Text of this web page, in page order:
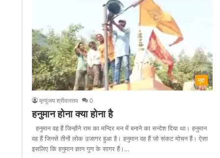
मुद्दा
मृत्युंजय श्रीवास्तव 0
हनुमान होना क्या होना है
हनुमान वह हैं जिन्होंने राम का मन्दिर मन में बनाने का सन्देश दिया था। हनुमान
वह हैं जिनसे तीनों लोक उजागर हुआ है। हनुमान वह हैं जो संकट मोचन हैं। ऐसा
इसलिए कि हनुमान ज्ञान गुण के सागर हैं।…